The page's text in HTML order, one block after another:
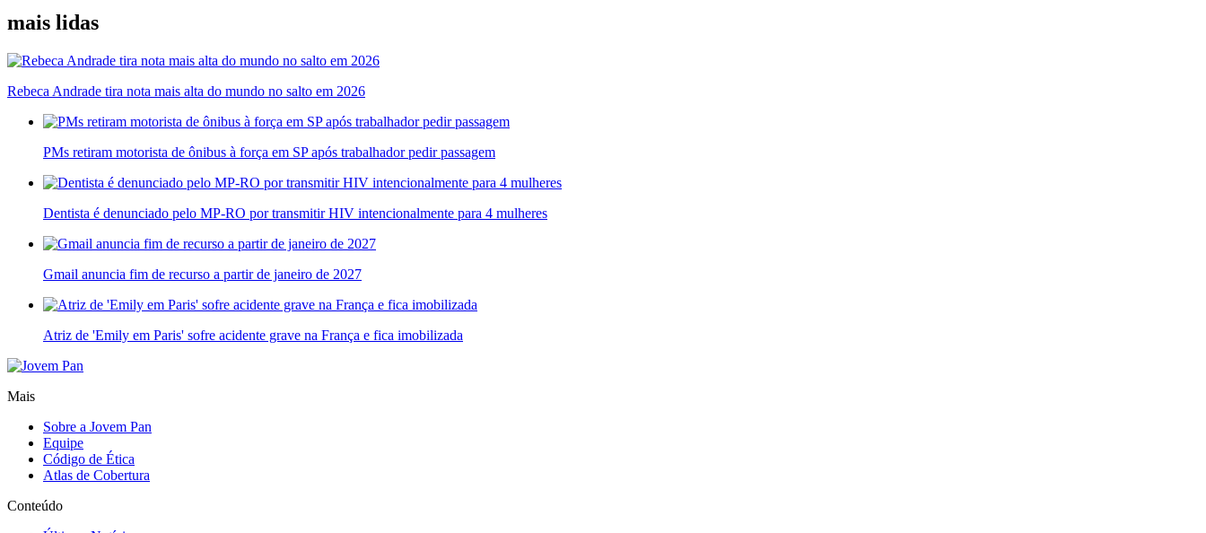
mais lidas
Rebeca Andrade tira nota mais alta do mundo no salto em 2026
PMs retiram motorista de ônibus à força em SP após trabalhador pedir passagem
Dentista é denunciado pelo MP-RO por transmitir HIV intencionalmente para 4 mulheres
Gmail anuncia fim de recurso a partir de janeiro de 2027
Atriz de 'Emily em Paris' sofre acidente grave na França e fica imobilizada
Mais
Sobre a Jovem Pan
Equipe
Código de Ética
Atlas de Cobertura
Conteúdo